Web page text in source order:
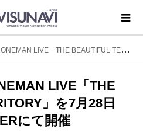
THE BEAUTIFUL TERRITORY」を7月28日(火) 心斎橋CLAPPERにて開催
LIVE「THE
」を7月28日
にて開催